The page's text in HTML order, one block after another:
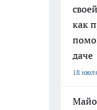
как
даче
18